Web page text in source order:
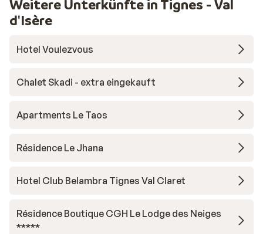
Weitere Unterkünfte in Tignes - Val
d'Isère
Hotel Voulezvous
Chalet Skadi - extra eingekauft
Apartments Le Taos
Résidence Le Jhana
Hotel Club Belambra Tignes Val Claret
Résidence Boutique CGH Le Lodge des Neiges
*****